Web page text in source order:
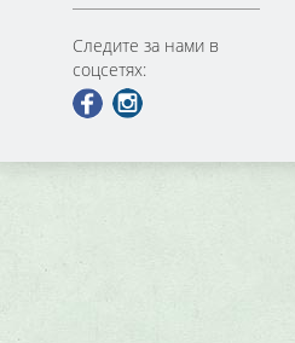
Следите за нами в
соцсетях: